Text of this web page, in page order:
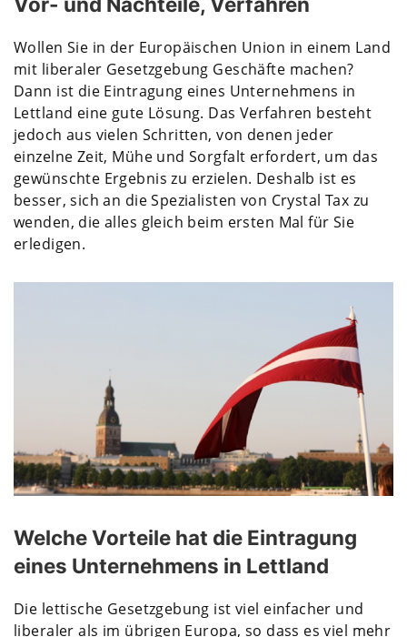
Wollen Sie in der Europäischen Union in einem Land
mit liberaler Gesetzgebung Geschäfte machen?
Dann ist die Eintragung eines Unternehmens in
Lettland eine gute Lösung. Das Verfahren besteht
jedoch aus vielen Schritten, von denen jeder
einzelne Zeit, Mühe und Sorgfalt erfordert, um das
gewünschte Ergebnis zu erzielen. Deshalb ist es
besser, sich an die Spezialisten von Crystal Tax zu
wenden, die alles gleich beim ersten Mal für Sie
erledigen.
Welche Vorteile hat die Eintragung
eines Unternehmens in Lettland
Die lettische Gesetzgebung ist viel einfacher und
liberaler als im übrigen Europa, so dass es viel mehr